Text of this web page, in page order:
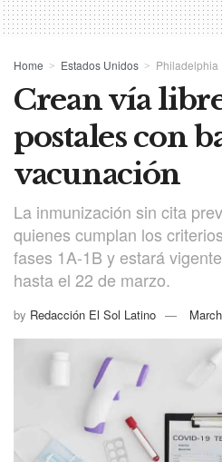
Home Estados Unidos Philadelphia
Crean vía
postales con
vacunación
La inmunización sin cita
quienes cumplan los
fases 1A-1B y estará
hasta el 22 de marzo.
by Redacción El Sol Latino